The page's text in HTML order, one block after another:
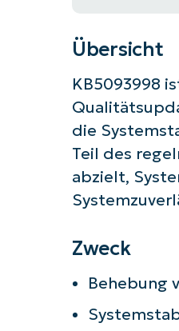
Übersicht
KB5093998
die
Teil des
abzielt,
Zweck
Behebung